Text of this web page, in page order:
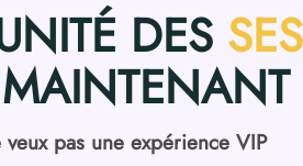
DES
pas une expérience VIP